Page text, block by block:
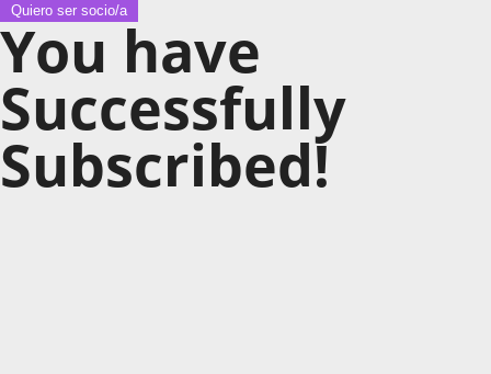
Quiero ser socio/a
You have
Successfully
Subscribed!